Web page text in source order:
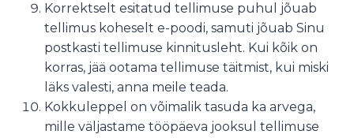
Korrektselt esitatud tellimuse puhul jõuab
tellimus koheselt e-poodi, samuti jõuab Sinu
postkasti tellimuse kinnitusleht. Kui kõik on
korras, jää ootama tellimuse täitmist, kui miski
läks valesti, anna meile teada.
Kokkuleppel on võimalik tasuda ka arvega,
mille väljastame tööpäeva jooksul tellimuse